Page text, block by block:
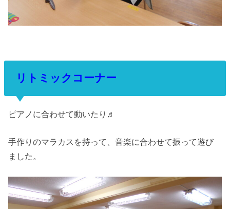
リトミックコーナー
ピアノに合わせて動いたり♬
手作りのマラカスを持って、音楽に合わせて振って遊び
ました。